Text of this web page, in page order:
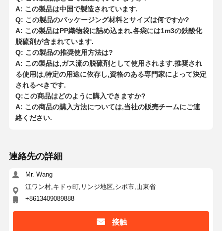
酸性分解のためのゲーリング剤
高温堆積剤
硫化剤
A: この製品は中国で製造されています.
Q: この製品のパッケージング材料とサイズは何ですか?
A: この製品はPP織物袋に詰め込まれ,各袋には1m3の鉄酸化
脱硫剤が含まれています.
Q: この製品の推奨使用方法は?
A: この製品は,ガス流の脱硫剤として使用されます.推奨され
る使用は,特定の用途に依存し,資格のある専門家によって決定
されるべきです.
Q:この商品はどのように購入できますか?
A: この商品の購入方法については,当社の販売チームにご連
絡ください.
連絡先の詳細
Mr. Wang
江ワン村,キドゥ町,リンジ地区,シボ市,山東省
+8613409089888
接触